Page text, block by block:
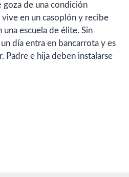
goza de una condición
en un casoplón y recibe
una escuela de élite. Sin
día entra en bancarrota y es
Padre e hija deben instalarse